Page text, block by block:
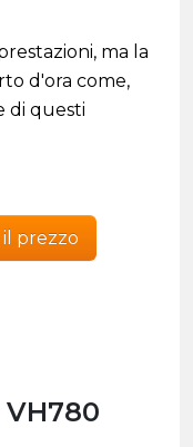
ma la
d'ora come,
di questi
prezzo